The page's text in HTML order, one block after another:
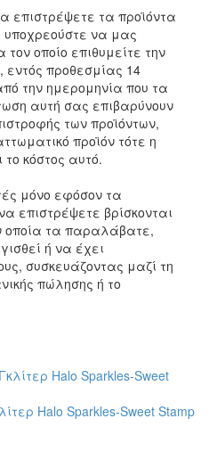
επιστρέψετε τα προϊόντα
να μας
οποίο επιθυμείτε την
εντός προθεσμίας 14
την ημερομηνία που τα
αυτή σας επιβαρύνουν
των προϊόντων,
προϊόν τότε η
κόστος αυτό.
μόνο εφόσον τα
επιστρέψετε βρίσκονται
οποία τα παραλάβατε,
ή να έχει
συσκευάζοντας μαζί τη
πώλησης ή το
Halo Sparkles-Sweet Stamp